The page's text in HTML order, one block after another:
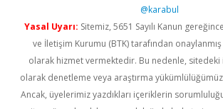
@karabul
Yasal Uyarı: Sitemiz, 5651 Sayılı Kanun
ve İletişim Kurumu (BTK) tarafından onaylanmış
olarak hizmet vermektedir. Bu nedenle,
olarak denetleme veya araştırma
Ancak, üyelerimiz yazdıkları içeriklerin